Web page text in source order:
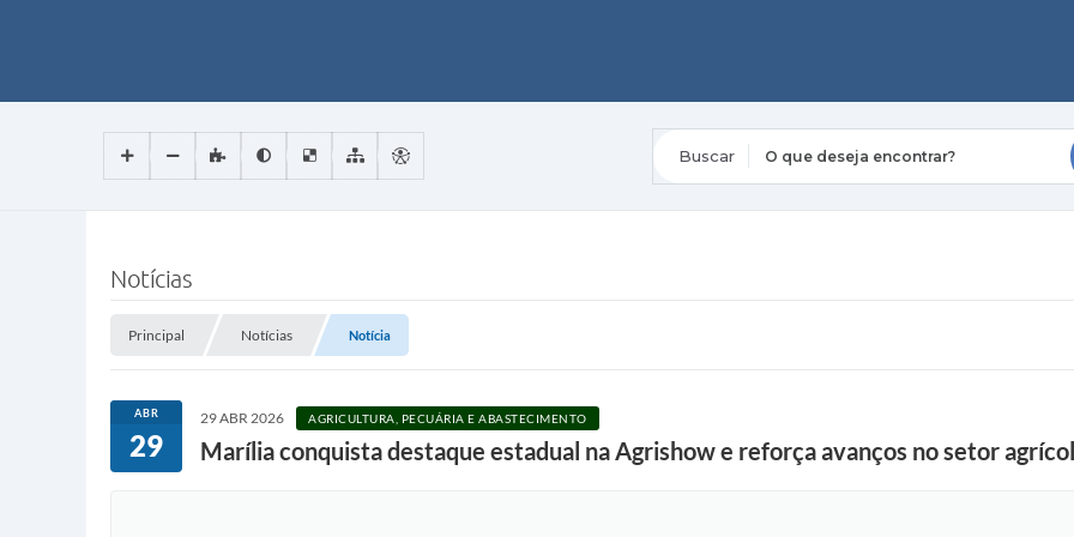
Notícias
Principal Notícias Notícia
ABR
29
29 ABR 2026 AGRICULTURA, PECUÁRIA E ABASTECIMENTO
Marília conquista destaque estadual na Agrishow e reforça avanços no setor